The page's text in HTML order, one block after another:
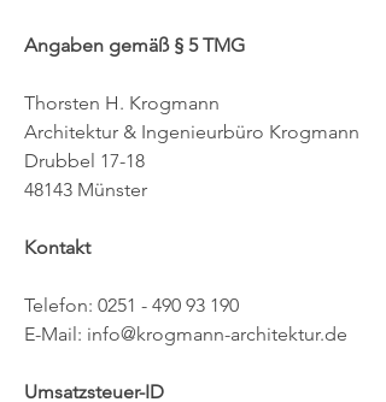
Angaben gemäß § 5 TMG
Thorsten H. Krogmann
Architektur & Ingenieurbüro Krogmann
Drubbel 17-18
48143 Münster
Kontakt
Telefon: 0251 - 490 93 190
E-Mail: info@krogmann-architektur.de
Umsatzsteuer-ID